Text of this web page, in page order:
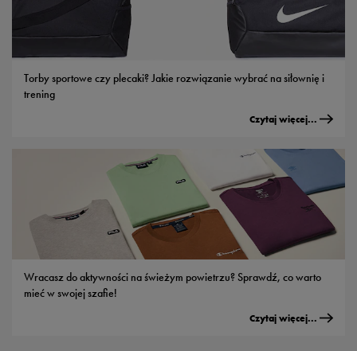
Torby sportowe czy plecaki? Jakie rozwiązanie wybrać na siłownię i
trening
Czytaj więcej...
Wracasz do aktywności na świeżym powietrzu? Sprawdź, co warto
mieć w swojej szafie!
Czytaj więcej...